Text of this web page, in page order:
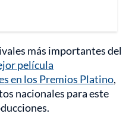
más importantes del
película
en los Premios Platino,
nacionales para este